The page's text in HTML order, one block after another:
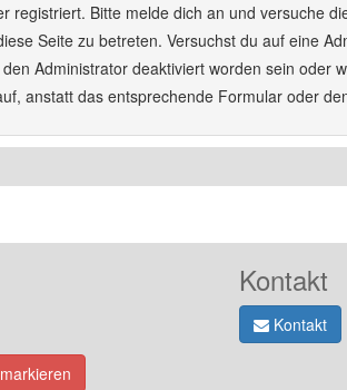
registriert. Bitte melde dich an und versuche
Seite zu betreten. Versuchst du auf eine
Administrator deaktiviert worden sein oder
anstatt das entsprechende Formular oder
Kontakt
Kontakt